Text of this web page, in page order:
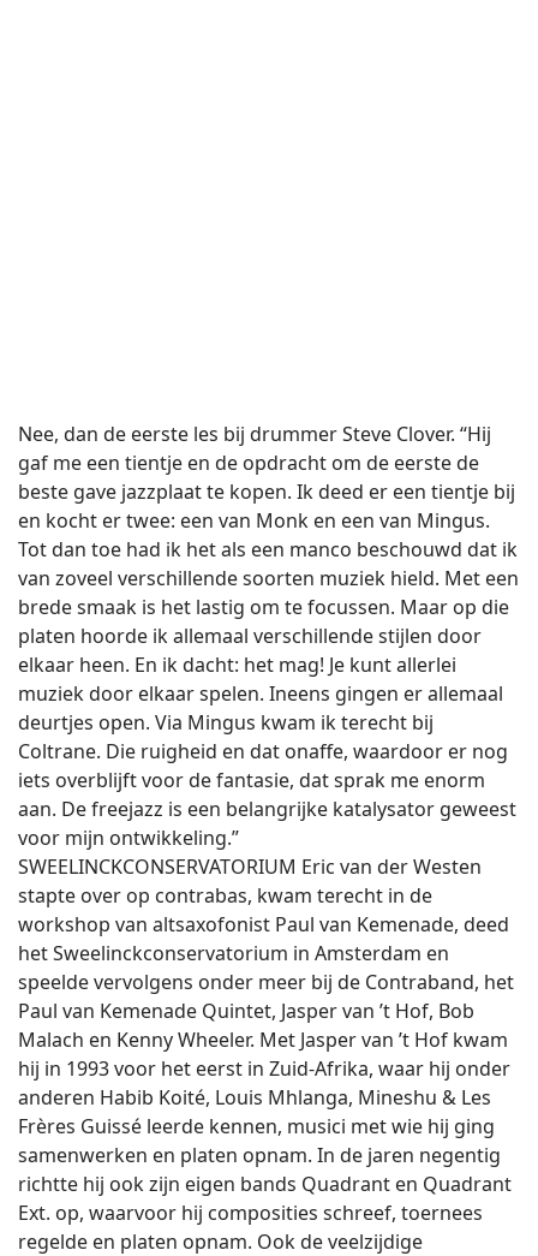
Nee, dan de eerste les bij drummer Steve Clover. “Hij
gaf me een tientje en de opdracht om de eerste de
beste gave jazzplaat te kopen. Ik deed er een tientje bij
en kocht er twee: een van Monk en een van Mingus.
Tot dan toe had ik het als een manco beschouwd dat ik
van zoveel verschillende soorten muziek hield. Met een
brede smaak is het lastig om te focussen. Maar op die
platen hoorde ik allemaal verschillende stijlen door
elkaar heen. En ik dacht: het mag! Je kunt allerlei
muziek door elkaar spelen. Ineens gingen er allemaal
deurtjes open. Via Mingus kwam ik terecht bij
Coltrane. Die ruigheid en dat onaffe, waardoor er nog
iets overblijft voor de fantasie, dat sprak me enorm
aan. De freejazz is een belangrijke katalysator geweest
voor mijn ontwikkeling.”
SWEELINCKCONSERVATORIUM Eric van der Westen
stapte over op contrabas, kwam terecht in de
workshop van altsaxofonist Paul van Kemenade, deed
het Sweelinckconservatorium in Amsterdam en
speelde vervolgens onder meer bij de Contraband, het
Paul van Kemenade Quintet, Jasper van ’t Hof, Bob
Malach en Kenny Wheeler. Met Jasper van ’t Hof kwam
hij in 1993 voor het eerst in Zuid-Afrika, waar hij onder
anderen Habib Koité, Louis Mhlanga, Mineshu & Les
Frères Guissé leerde kennen, musici met wie hij ging
samenwerken en platen opnam. In de jaren negentig
richtte hij ook zijn eigen bands Quadrant en Quadrant
Ext. op, waarvoor hij composities schreef, toernees
regelde en platen opnam. Ook de veelzijdige